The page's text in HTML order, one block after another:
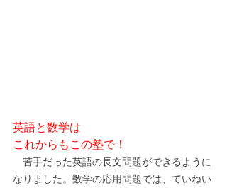
英語と数学は
これからもこの塾で！
苦手だった英語の長文問題ができるように
なりました。数学の応用問題では、ていねい